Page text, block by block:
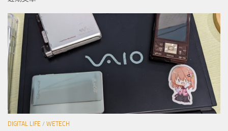
DIGITAL LIFE / WETECH